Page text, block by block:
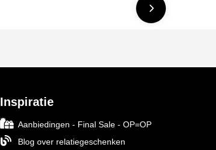
Inspiratie
Aanbiedingen - Final Sale - OP=OP
Blog over relatiegeschenken